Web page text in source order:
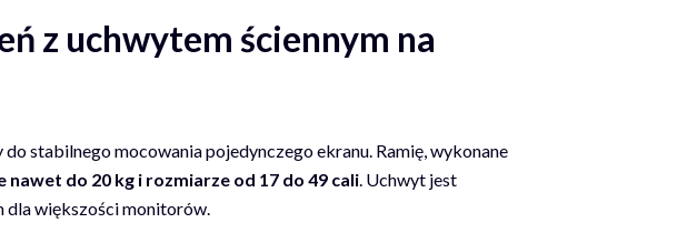
z uchwytem ściennym na
stabilnego mocowania pojedynczego ekranu. Ramię, wykonane
do 20 kg i rozmiarze od 17 do 49 cali. Uchwyt jest
dla większości monitorów.